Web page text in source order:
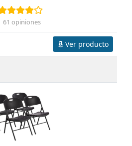
61 opiniones
Ver producto